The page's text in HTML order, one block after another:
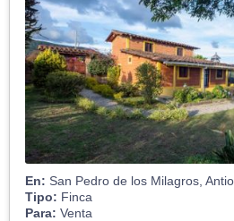
En: San Pedro de los Milagros,
Tipo: Finca
Para: Venta